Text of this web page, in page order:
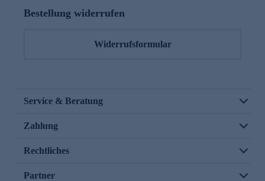
Bestellung widerrufen
Widerrufsformular
Service & Beratung
Zahlung
Rechtliches
Partner